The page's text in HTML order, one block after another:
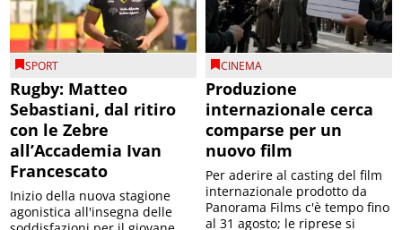
SPORT
Rugby: Matteo
Sebastiani, dal ritiro
con le Zebre
all’Accademia Ivan
Francescato
Inizio della nuova stagione
agonistica all'insegna delle
CINEMA
Produzione
internazionale cerca
comparse per un
nuovo film
Per aderire al casting del film
internazionale prodotto da
Panorama Films c'è tempo fino
al 31 agosto; le riprese si